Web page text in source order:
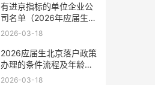
有进京指标的单位企业公
司名单（2026年应届生留
学生）
2026-03-18
2026应届生北京落户政策
办理的条件流程及年龄限
制
2026-03-18